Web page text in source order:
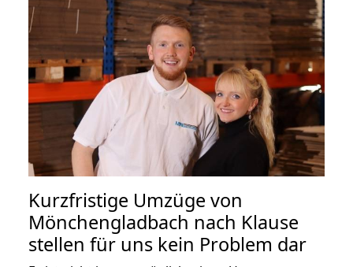
Kurzfristige Umzüge von
Mönchengladbach nach Klause
stellen für uns kein Problem dar